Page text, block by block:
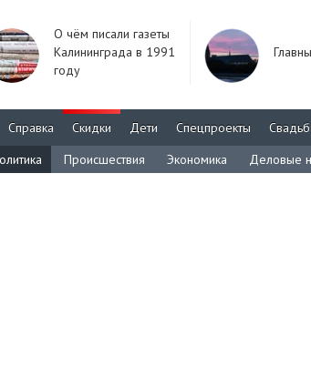
О чём писали газеты
Калининграда в 1991
году
Справка Скидки Дети Спецпроекты
Происшествия Экономика Деловые